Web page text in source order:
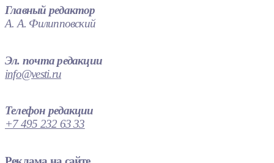
Главный редактор
А. А. Филипповский
Эл. почта редакции
info@vesti.ru
Телефон редакции
+7 495 232 63 33